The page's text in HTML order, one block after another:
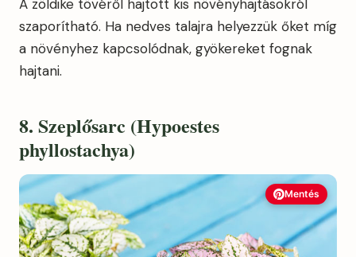
A zöldike tövéről hajtott kis növényhajtásokról
szaporítható. Ha nedves talajra helyezzük őket míg
a növényhez kapcsolódnak, gyökereket fognak
hajtani.
8. Szeplősarc (Hypoestes
phyllostachya)
Mentés